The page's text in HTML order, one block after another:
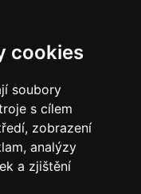
cookies
soubory
s cílem
zobrazení
analýzy
a zjištění